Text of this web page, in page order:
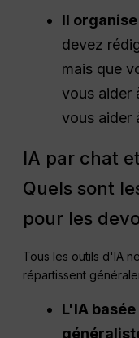
Il
devez
mais que
vous aider
vous aider
IA par chat
Quels sont
pour les
Tous les outils d'IA
répartissent
L'IA